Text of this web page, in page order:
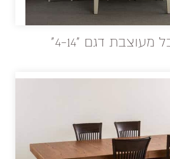
מעוצבת דגם "4-14"